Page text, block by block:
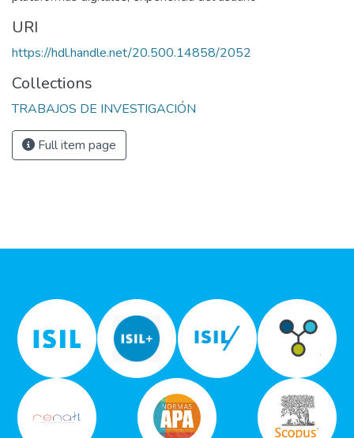
URI
https://hdl.handle.net/20.500.14858/2052
Collections
TRABAJOS DE INVESTIGACIÓN
Full item page